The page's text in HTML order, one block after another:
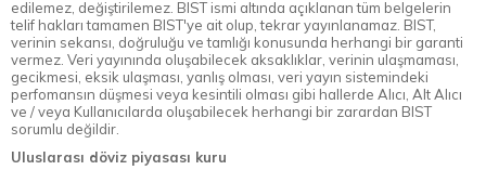
edilemez, değiştirilemez. BIST ismi altında açıklanan tüm belgelerin
telif hakları tamamen BIST'ye ait olup, tekrar yayınlanamaz. BIST,
verinin sekansı, doğruluğu ve tamlığı konusunda herhangi bir garanti
vermez. Veri yayınında oluşabilecek aksaklıklar, verinin ulaşmaması,
gecikmesi, eksik ulaşması, yanlış olması, veri yayın sistemindeki
perfomansın düşmesi veya kesintili olması gibi hallerde Alıcı, Alt Alıcı
ve / veya Kullanıcılarda oluşabilecek herhangi bir zarardan BIST
sorumlu değildir.
Uluslarası döviz piyasası kuru